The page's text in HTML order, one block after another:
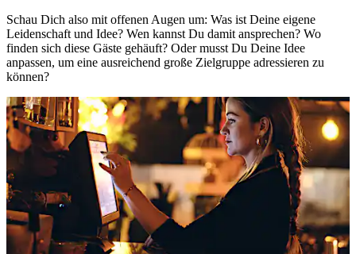
Schau Dich also mit offenen Augen um: Was ist Deine eigene
Leidenschaft und Idee? Wen kannst Du damit ansprechen? Wo
finden sich diese Gäste gehäuft? Oder musst Du Deine Idee
anpassen, um eine ausreichend große Zielgruppe adressieren zu
können?